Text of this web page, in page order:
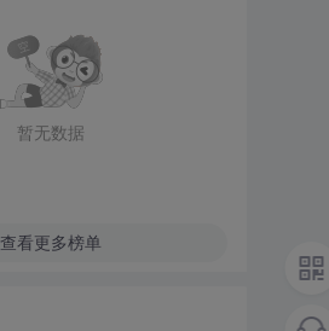
暂无数据
查看更多榜单